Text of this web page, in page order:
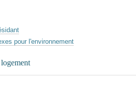
pour l'environnement